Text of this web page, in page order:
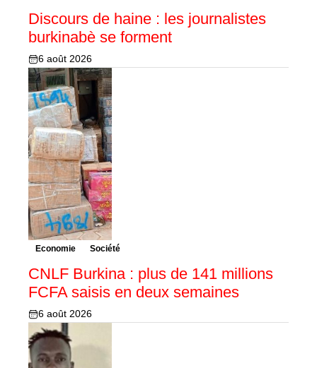
Discours de haine : les journalistes
burkinabè se forment
6 août 2026
Economie Société
CNLF Burkina : plus de 141 millions
FCFA saisis en deux semaines
6 août 2026